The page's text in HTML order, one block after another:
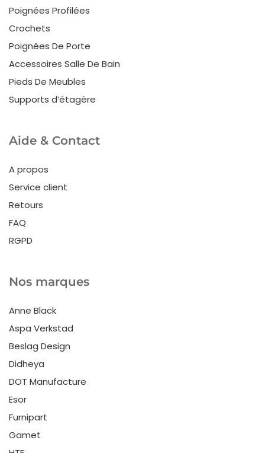
Poignées Profilées
Crochets
Poignées De Porte
Accessoires Salle De Bain
Pieds De Meubles
Supports d’étagère
Aide & Contact
A propos
Service client
Retours
FAQ
RGPD
Nos marques
Anne Black
Aspa Verkstad
Beslag Design
Didheya
DOT Manufacture
Esor
Furnipart
Gamet